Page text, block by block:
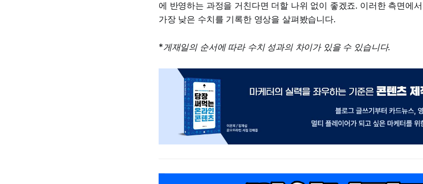
에 반영하는 과정을 거친다면 더할 나위 없이 좋겠죠. 이러한 측면에
가장 낮은 수치를 기록한 영상을 살펴봤습니다.
*게재일의 순서에 따라 수치 성과의 차이가 있을 수 있습니다.